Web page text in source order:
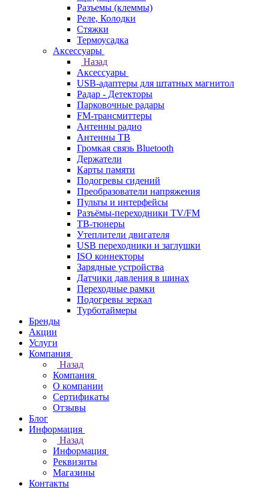
Разъемы (клеммы)
Реле, Колодки
Стяжки
Термоусадка
Аксессуары
Назад
Аксессуары
USB-адаптеры для штатных магнитол
Радар - Детекторы
Парковочные радары
FM-трансмиттеры
Антенны радио
Антенны ТВ
Громкая связь Bluetooth
Держатели
Карты памяти
Подогревы сидений
Преобразователи напряжения
Пульты и интерфейсы
Разъёмы-переходники TV/FM
ТВ-тюнеры
Утеплители двигателя
USB переходники и заглушки
ISO коннекторы
Зарядные устройства
Датчики давления в шинах
Переходные рамки
Подогревы зеркал
Турботаймеры
Бренды
Акции
Услуги
Компания
Назад
Компания
О компании
Сертификаты
Отзывы
Блог
Информация
Назад
Информация
Реквизиты
Магазины
Контакты